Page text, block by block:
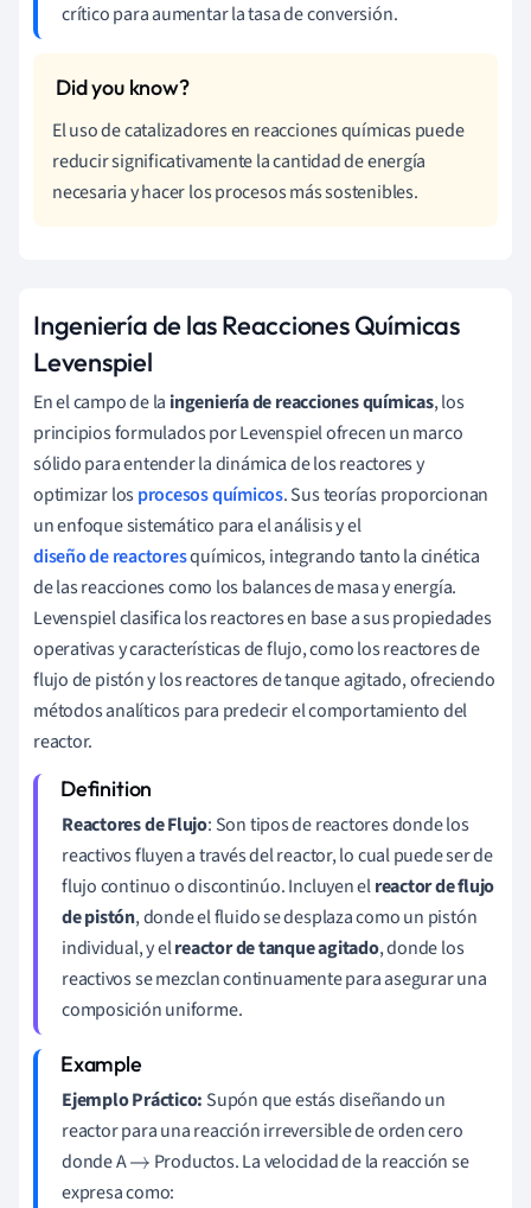
crítico para aumentar la tasa de conversión.
El uso de catalizadores en reacciones químicas puede
reducir significativamente la cantidad de energía
necesaria y hacer los procesos más sostenibles.
Ingeniería de las Reacciones Químicas
Levenspiel
En el campo de la ingeniería de reacciones químicas, los
principios formulados por Levenspiel ofrecen un marco
sólido para entender la dinámica de los reactores y
optimizar losprocesos químicos. Sus teorías proporcionan
un enfoque sistemático para el análisis y el
diseño de reactoresquímicos, integrando tanto la cinética
de las reacciones como los balances de masa y energía.
Levenspiel clasifica los reactores en base a sus propiedades
operativas y características de flujo, como los reactores de
flujo de pistón y los reactores de tanque agitado, ofreciendo
métodos analíticos para predecir el comportamiento del
reactor.
Reactores de Flujo: Son tipos de reactores donde los
reactivos fluyen a través del reactor, lo cual puede ser de
flujo continuo o discontinúo. Incluyen elreactor de flujo
de pistón, donde el fluido se desplaza como un pistón
individual, y elreactor de tanque agitado, donde los
reactivos se mezclan continuamente para asegurar una
composición uniforme.
Ejemplo Práctico: Supón que estás diseñando un
reactor para una reacción irreversible de orden cero
donde A→ Productos. La velocidad de la reacción se
expresa como: